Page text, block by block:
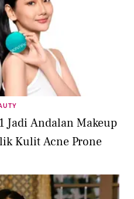
Jadi Andalan Makeup
Kulit Acne Prone